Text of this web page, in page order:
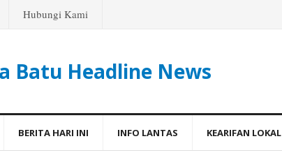
Hubungi Kami
Batu Headline News
BERITA HARI INI INFO LANTAS KEARIFAN LOKAL